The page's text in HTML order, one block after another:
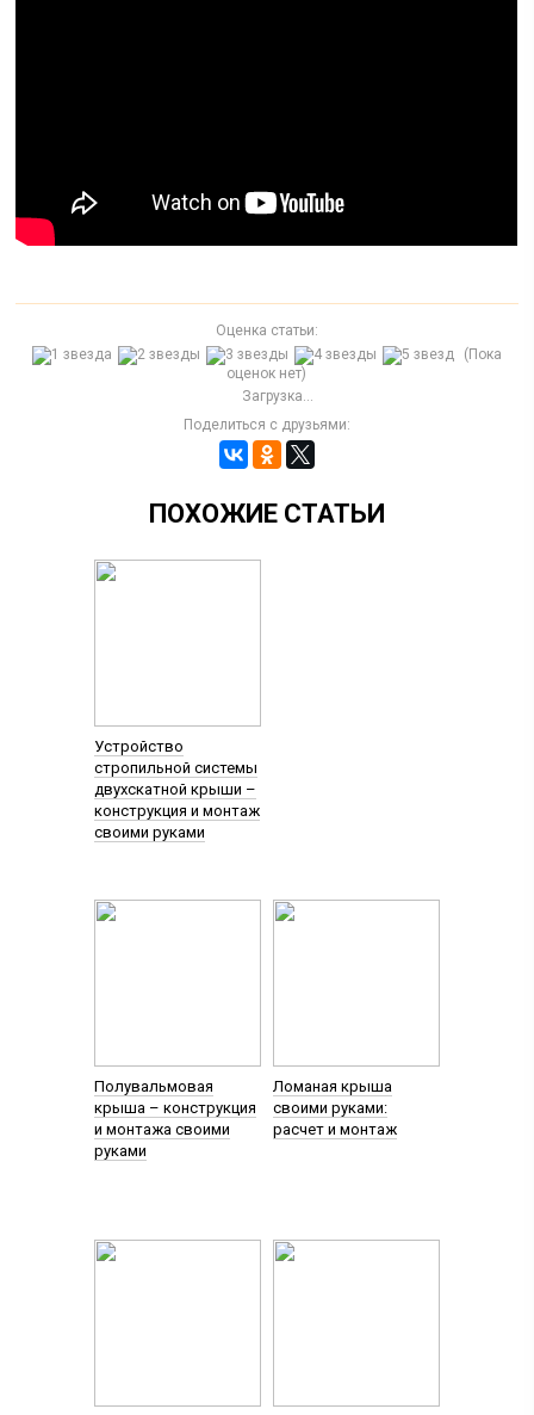
Оценка статьи:
(Пока
оценок нет)
Загрузка...
Поделиться с друзьями:
ПОХОЖИЕ СТАТЬИ
Устройство
стропильной системы
двухскатной крыши –
конструкция и монтаж
своими руками
Полувальмовая
крыша – конструкция
и монтажа своими
руками
Ломаная крыша
своими руками:
расчет и монтаж